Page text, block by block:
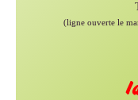
(ligne ouverte le